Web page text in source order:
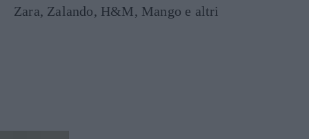
Zara, Zalando, H&M, Mango e altri